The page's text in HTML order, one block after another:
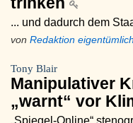
... und dadurch dem
von Redaktion
Tony Blair
Manipulativer
„warnt“ vor
„Spiegel-Online“